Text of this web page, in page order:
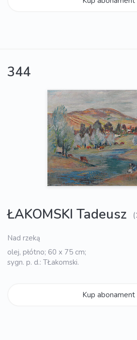
344
ŁAKOMSKI Tadeusz
Nad rzeką
olej, płótno; 60 x 75 cm;
sygn. p. d.: TŁakomski.
Kup abonament